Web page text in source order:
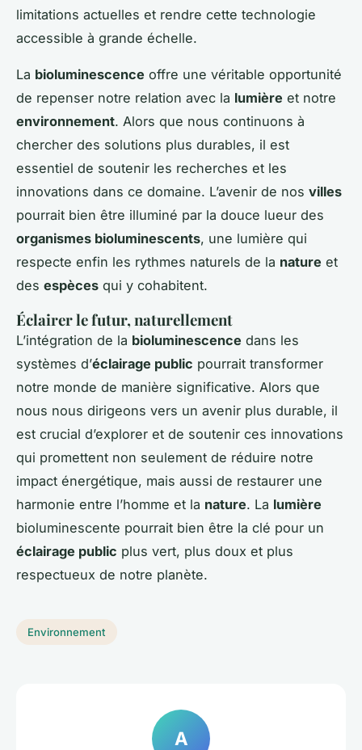
limitations actuelles et rendre cette technologie
accessible à grande échelle.
La bioluminescence offre une véritable opportunité
de repenser notre relation avec la lumière et notre
environnement. Alors que nous continuons à
chercher des solutions plus durables, il est
essentiel de soutenir les recherches et les
innovations dans ce domaine. L’avenir de nos villes
pourrait bien être illuminé par la douce lueur des
organismes bioluminescents, une lumière qui
respecte enfin les rythmes naturels de la nature et
des espèces qui y cohabitent.
Éclairer le futur, naturellement
L’intégration de la bioluminescence dans les
systèmes d’éclairage public pourrait transformer
notre monde de manière significative. Alors que
nous nous dirigeons vers un avenir plus durable, il
est crucial d’explorer et de soutenir ces innovations
qui promettent non seulement de réduire notre
impact énergétique, mais aussi de restaurer une
harmonie entre l’homme et la nature. La lumière
bioluminescente pourrait bien être la clé pour un
éclairage public plus vert, plus doux et plus
respectueux de notre planète.
Environnement
A